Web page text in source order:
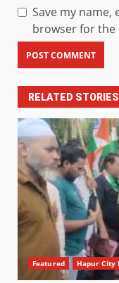
Save my name,
browser for the
RELATED STORIES
Featured Hapur City